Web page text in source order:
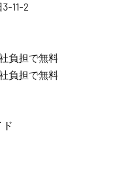
11-2
負担で無料
負担で無料